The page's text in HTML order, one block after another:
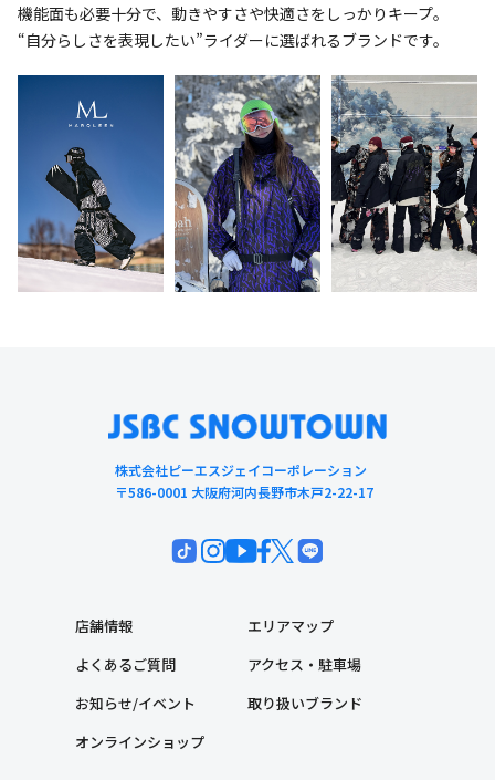
機能面も必要十分で、動きやすさや快適さをしっかりキープ。
“自分らしさを表現したい”ライダーに選ばれるブランドです。
株式会社ピーエスジェイコーポレーション
〒586-0001 大阪府河内長野市木戸2-22-17
店舗情報
エリアマップ
よくあるご質問
アクセス・駐車場
お知らせ/イベント
取り扱いブランド
オンラインショップ